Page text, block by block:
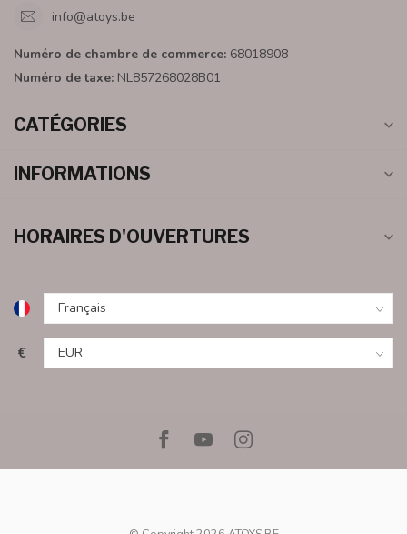
info@atoys.be
Numéro de chambre de commerce: 68018908
Numéro de taxe: NL857268028B01
CATÉGORIES
INFORMATIONS
HORAIRES D'OUVERTURES
€